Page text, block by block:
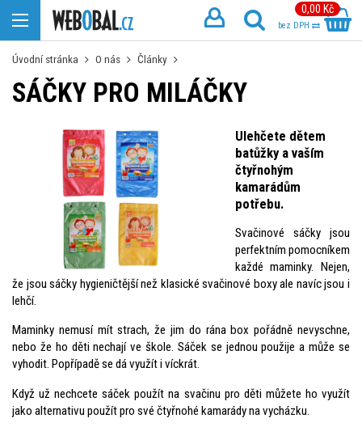
0,00 Kč
bez DPH
Úvodní stránka O nás Články
SÁČKY PRO MILÁČKY
Ulehčete dětem
batůžky a vaším
čtyřnohým
kamarádům
potřebu.
Svačinové sáčky jsou
perfektním pomocníkem
každé maminky. Nejen,
že jsou sáčky hygieničtější než klasické svačinové boxy ale navíc jsou i
lehčí.
Maminky nemusí mít strach, že jim do rána box pořádně nevyschne,
nebo že ho děti nechají ve škole. Sáček se jednou použije a může se
vyhodit. Popřípadě se dá využít i víckrát.
Když už nechcete sáček použít na svačinu pro děti můžete ho využít
jako alternativu použít pro své čtyřnohé kamarády na vycházku.